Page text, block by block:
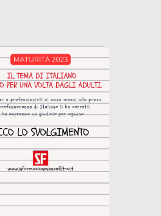
la nostra vita